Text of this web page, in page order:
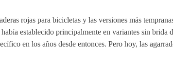
rojas para bicicletas y las versiones más
establecido principalmente en variantes sin
en los años desde entonces. Pero hoy, las